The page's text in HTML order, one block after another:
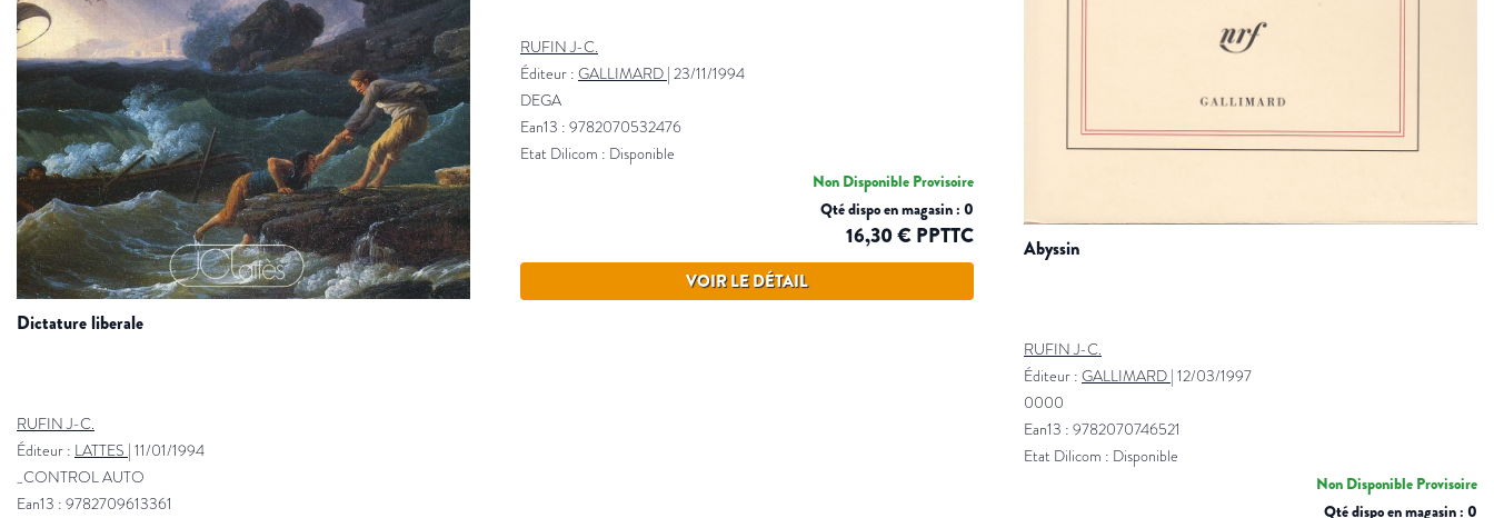
dictature liberale
RUFIN J-C.
Éditeur : LATTES 11/01/1994
_CONTROL AUTO
Ean13 : 9782709613361
RUFIN J-C.
Éditeur : GALLIMARD | 23/11/1994
DEGA
Ean13 : 9782070532476
Etat Dilicom : Disponible
Non Disponible Provisoire
Qté dispo en magasin : 0
16,30 € PPTTC
VOIR LE DÉTAIL
abyssin
RUFIN J-C.
Éditeur : GALLIMARD 12/03/1997
0000
Ean13 : 9782070746521
Etat Dilicom : Disponible
Non Disponible Provisoire
Qté dispo en magasin : 0